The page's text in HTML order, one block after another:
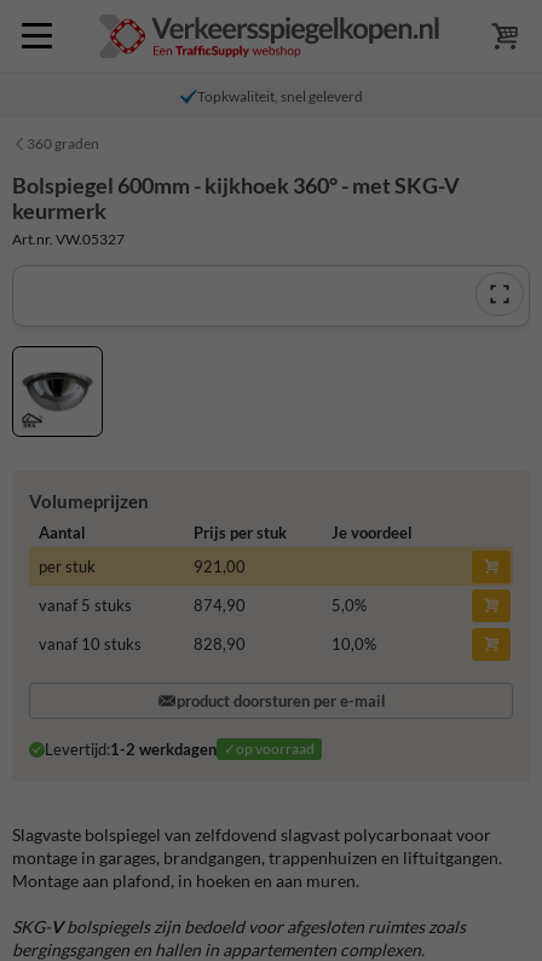
Topkwaliteit, snel geleverd
360 graden
Bolspiegel 600mm - kijkhoek 360° - met SKG-V
keurmerk
Art.nr. VW.05327
Volumeprijzen
Aantal Prijs per stuk
Je voordeel
per stuk
921,00
vanaf 5 stuks
874,90 5,0%
vanaf 10 stuks
828,90 10,0%
product doorsturen per e-mail
Levertijd:1-2 werkdagen ✓op voorraad
Slagvaste bolspiegel van zelfdovend slagvast polycarbonaat voor
montage in garages, brandgangen, trappenhuizen en liftuitgangen.
Montage aan plafond, in hoeken en aan muren.
SKG-Vbolspiegels zijn bedoeld voor afgesloten ruimtes zoals
bergingsgangen en hallen in appartementen complexen.